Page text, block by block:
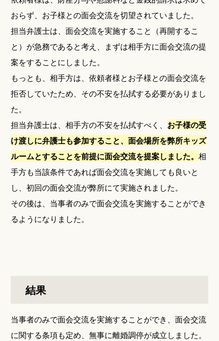
おらず、お子様との面会交流を切望されていました。
担当弁護士は、面会交流を実施すること（再開するこ
と）が急務であると考え、まずは相手方に面会交流の提
案をすることにしました。
もっとも、相手方は、依頼者様とお子様との面会交流を
拒否していたため、その不安を払拭する必要がありまし
た。
担当弁護士は、相手方の不安を払拭すべく、 お子様の受
け渡しに弁護士も参加すること、面会場所を弊所キッズ
ルームとすることを前提に面会交流を提案しました。相
手方も当該条件であれば面会交流を実施しても良いと
し、初回の面会交流が弊所にて実施されました。
その後は、当事者のみで面会交流を実施することができ
るようになりました。
結果
当事者のみで面会交流を実施することができ、面会交流
に関する条項も定め、無事に離婚調停が成立しました。